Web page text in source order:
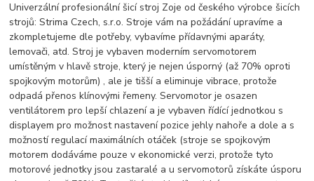
Univerzální profesionální šicí stroj Zoje od českého výrobce šicích
strojů: Strima Czech, s.r.o. Stroje vám na požádání upravíme a
zkompletujeme dle potřeby, vybavíme přídavnými aparáty,
lemovači, atd. Stroj je vybaven moderním servomotorem
umístěným v hlavě stroje, který je nejen úsporný (až 70% oproti
spojkovým motorům) , ale je tišší a eliminuje vibrace, protože
odpadá přenos klínovými řemeny. Servomotor je osazen
ventilátorem pro lepší chlazení a je vybaven řídící jednotkou s
displayem pro možnost nastavení pozice jehly nahoře a dole a s
možností regulací maximálních otáček (stroje se spojkovým
motorem dodáváme pouze v ekonomické verzi, protože tyto
motorové jednotky jsou zastaralé a u servomotorů získáte úsporu